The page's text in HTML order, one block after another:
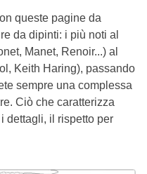
queste pagine da
da dipinti: i più noti al
Manet, Renoir...) al
Keith Haring), passando
sempre una complessa
Ciò che caratterizza
dettagli, il rispetto per